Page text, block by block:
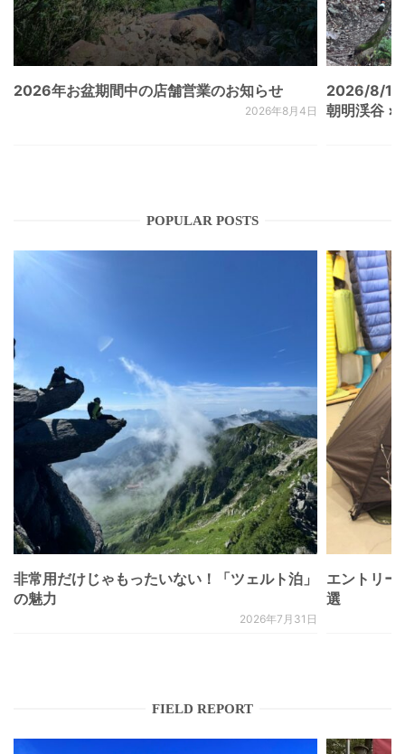
2026年お盆期間中の店舗営業のお知らせ
2026年8月4日
2026/8/
朝明渓谷 ×
POPULAR POSTS
非常用だけじゃもったいない！「ツェルト泊」
の魅力
2026年7月31日
エントリー
選
FIELD REPORT